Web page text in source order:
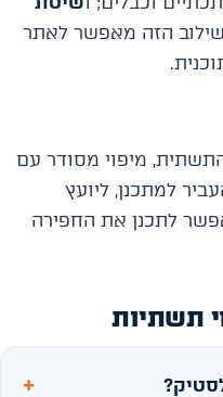
הזה מאפשר לאתר
מיפוי מסודר עם
למתכנן, ליועץ
לתכנן את החפירה
תשתיות